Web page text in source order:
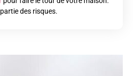
des risques.